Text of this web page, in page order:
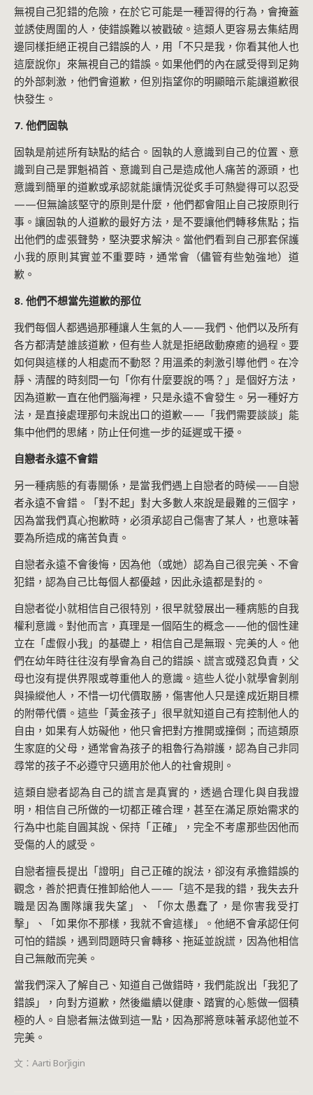
無視自己犯錯的危險，在於它可能是一種習得的行為，會掩蓋
並誘使周圍的人，使錯誤難以被戳破。這類人更容易去集結周
邊同樣拒絕正視自己錯誤的人，用「不只是我，你看其他人也
這麼說你」來無視自己的錯誤。如果他們的內在感受得到足夠
的外部刺激，他們會道歉，但別指望你的明顯暗示能讓道歉很
快發生。
7. 他們固執
固執是前述所有缺點的結合。固執的人意識到自己的位置、意
識到自己是罪魁禍首、意識到自己是造成他人痛苦的源頭，也
意識到簡單的道歉或承認就能讓情況從炙手可熱變得可以忍受
——但無論該堅守的原則是什麼，他們都會阻止自己按原則行
事。讓固執的人道歉的最好方法，是不要讓他們轉移焦點；指
出他們的虛張聲勢，堅決要求解決。當他們看到自己那套保護
小我的原則其實並不重要時，通常會（儘管有些勉強地）道
歉。
8. 他們不想當先道歉的那位
我們每個人都遇過那種讓人生氣的人——我們、他們以及所有
各方都清楚誰該道歉，但有些人就是拒絕啟動療癒的過程。要
如何與這樣的人相處而不動怒？用溫柔的刺激引導他們。在冷
靜、清醒的時刻問一句「你有什麼要說的嗎？」是個好方法，
因為道歉一直在他們腦海裡，只是永遠不會發生。另一種好方
法，是直接處理那句未說出口的道歉——「我們需要談談」能
集中他們的思緒，防止任何進一步的延遲或干擾。
自戀者永遠不會錯
另一種病態的有毒關係，是當我們遇上自戀者的時候——自戀
者永遠不會錯。「對不起」對大多數人來說是最難的三個字，
因為當我們真心抱歉時，必須承認自己傷害了某人，也意味著
要為所造成的痛苦負責。
自戀者永遠不會後悔，因為他（或她）認為自己很完美、不會
犯錯，認為自己比每個人都優越，因此永遠都是對的。
自戀者從小就相信自己很特別，很早就發展出一種病態的自我
權利意識。對他而言，真理是一個陌生的概念——他的個性建
立在「虛假小我」的基礎上，相信自己是無瑕、完美的人。他
們在幼年時往往沒有學會為自己的錯誤、謊言或殘忍負責，父
母也沒有提供界限或尊重他人的意識。這些人從小就學會剝削
與操縱他人，不惜一切代價取勝，傷害他人只是達成近期目標
的附帶代價。這些「黃金孩子」很早就知道自己有控制他人的
自由，如果有人妨礙他，他只會把對方推開或撞倒；而這類原
生家庭的父母，通常會為孩子的粗魯行為辯護，認為自己非同
尋常的孩子不必遵守只適用於他人的社會規則。
這類自戀者認為自己的謊言是真實的，透過合理化與自我證
明，相信自己所做的一切都正確合理，甚至在滿足原始需求的
行為中也能自圓其說、保持「正確」，完全不考慮那些因他而
受傷的人的感受。
自戀者擅長提出「證明」自己正確的說法，卻沒有承擔錯誤的
觀念，善於把責任推卸給他人——「這不是我的錯，我失去升
職是因為團隊讓我失望」、「你太愚蠢了，是你害我受打
擊」、「如果你不那樣，我就不會這樣」。他絕不會承認任何
可怕的錯誤，遇到問題時只會轉移、拖延並說謊，因為他相信
自己無敵而完美。
當我們深入了解自己、知道自己做錯時，我們能說出「我犯了
錯誤」，向對方道歉，然後繼續以健康、踏實的心態做一個積
極的人。自戀者無法做到這一點，因為那將意味著承認他並不
完美。
文：Aarti Borǰigin